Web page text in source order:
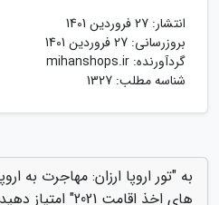
انتشار: 27 فروردین 1401
بروزرسانی: 27 فروردین 1401
گردآورنده: mihanshops.ir
شناسه مطلب: 1327
به "تور اروپا ارزان: مهاجرت به
های اخذ اقامت 2021" امتیاز دهید